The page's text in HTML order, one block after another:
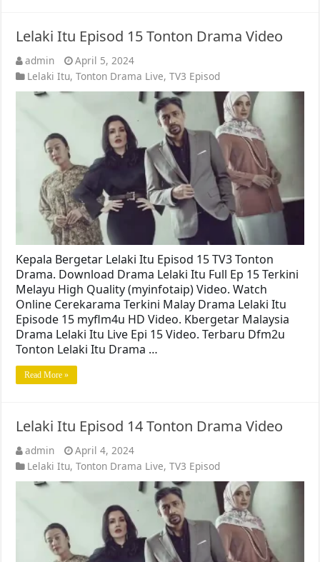
Lelaki Itu Episod 15 Tonton Drama Video
admin
April 5, 2024
Lelaki Itu,Tonton Drama Live,TV3 Episod
Kepala Bergetar Lelaki Itu Episod 15 TV3 Tonton
Drama. Download Drama Lelaki Itu Full Ep 15 Terkini
Melayu High Quality (myinfotaip) Video. Watch
Online Cerekarama Terkini Malay Drama Lelaki Itu
Episode 15 myflm4u HD Video. Kbergetar Malaysia
Drama Lelaki Itu Live Epi 15 Video. Terbaru Dfm2u
Tonton Lelaki Itu Drama …
Read More »
Lelaki Itu Episod 14 Tonton Drama Video
admin
April 4, 2024
Lelaki Itu,Tonton Drama Live,TV3 Episod